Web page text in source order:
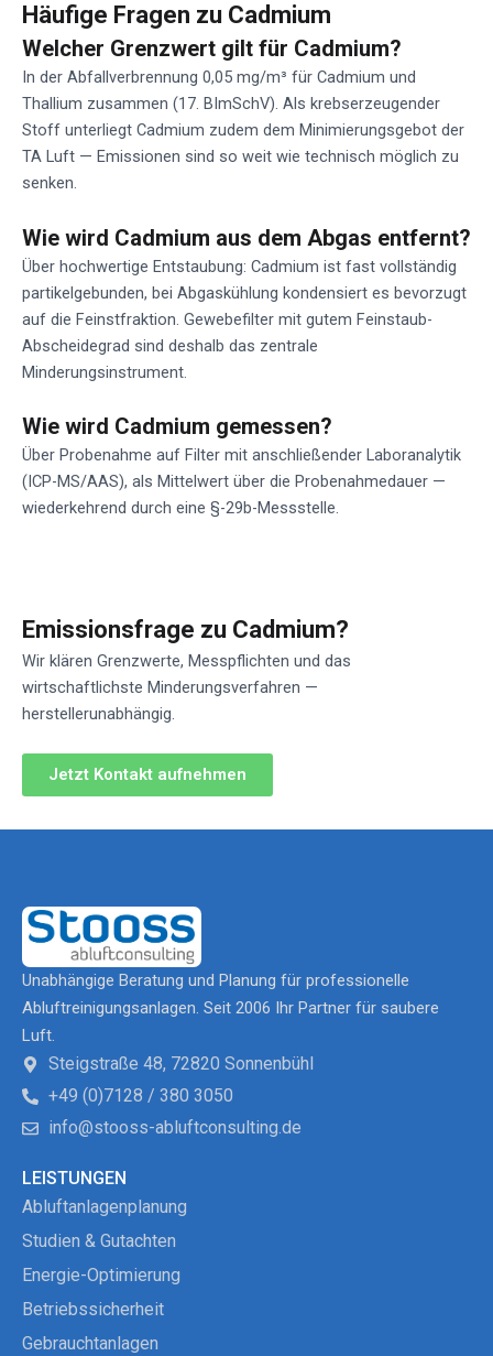
Häufige Fragen zu Cadmium
Welcher Grenzwert gilt für Cadmium?
In der Abfallverbrennung 0,05 mg/m³ für Cadmium und
Thallium zusammen (17. BImSchV). Als krebserzeugender
Stoff unterliegt Cadmium zudem dem Minimierungsgebot der
TA Luft — Emissionen sind so weit wie technisch möglich zu
senken.
Wie wird Cadmium aus dem Abgas entfernt?
Über hochwertige Entstaubung: Cadmium ist fast vollständig
partikelgebunden, bei Abgaskühlung kondensiert es bevorzugt
auf die Feinstfraktion. Gewebefilter mit gutem Feinstaub-
Abscheidegrad sind deshalb das zentrale
Minderungsinstrument.
Wie wird Cadmium gemessen?
Über Probenahme auf Filter mit anschließender Laboranalytik
(ICP-MS/AAS), als Mittelwert über die Probenahmedauer —
wiederkehrend durch eine §-29b-Messstelle.
Emissionsfrage zu Cadmium?
Wir klären Grenzwerte, Messpflichten und das
wirtschaftlichste Minderungsverfahren —
herstellerunabhängig.
Jetzt Kontakt aufnehmen
Unabhängige Beratung und Planung für professionelle
Abluftreinigungsanlagen. Seit 2006 Ihr Partner für saubere
Luft.
Steigstraße 48, 72820 Sonnenbühl
+49 (0)7128 / 380 3050
info@stooss-abluftconsulting.de
LEISTUNGEN
Abluftanlagenplanung
Studien & Gutachten
Energie-Optimierung
Betriebssicherheit
Gebrauchtanlagen